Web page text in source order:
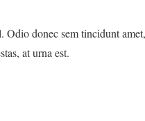
donec sem tincidunt
at urna est.